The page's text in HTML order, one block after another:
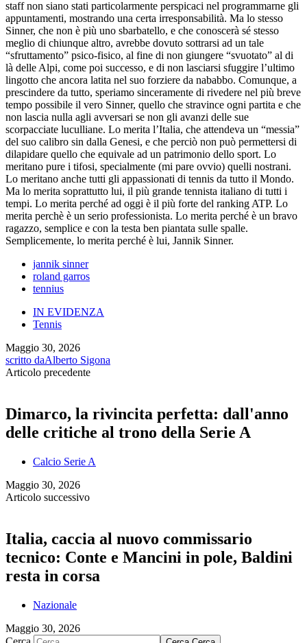
staff non siano stati particolarmente perspicaci nel programmarne gli
appuntamenti, mostrando una certa irresponsabilità. Ma lo stesso
Sinner, che non è più uno sbarbatello, e che conoscerà sé stesso
meglio di chiunque altro, avrebbe dovuto sottrarsi ad un tale
“sfruttamento” psico-fisico, al fine di non giungere “svuotato” al di
là delle Alpi, come poi successo, e di non lasciarsi sfuggire l’ultimo
lingotto che ancora latita nel suo forziere da nababbo. Comunque, a
prescindere da tutto, speriamo sinceramente di rivedere nel più breve
tempo possibile il vero Sinner, quello che stravince ogni partita e che
non lascia nulla agli avversari se non gli avanzi delle sue
scorpacciate luculliane. Lo merita l’Italia, che attendeva un “messia”
del suo calibro sin dalla Genesi, e che perciò non può permettersi di
dilapidare quello che equivale ad un patrimonio dello sport. Lo
meritano pure i tifosi, specialmente (mi pare ovvio) quelli nostrani.
Lo meritano anche tutti gli appassionati di tennis da tutto il Mondo.
Ma lo merita soprattutto lui, il più grande tennista italiano di tutti i
tempi. Lo merita perché ad oggi è il più forte del ranking ATP. Lo
merita perchè è un serio professionista. Lo merita perché è un bravo
ragazzo, semplice e con la testa ben piantata sulle spalle.
Semplicemente, lo merita perché è lui, Jannik Sinner.
jannik sinner
roland garros
tennius
IN EVIDENZA
Tennis
Maggio 30, 2026
scritto daAlberto Sigona
Articolo precedente
Dimarco, la rivincita perfetta: dall'anno
delle critiche al trono della Serie A
Calcio Serie A
Maggio 30, 2026
Articolo successivo
Italia, caccia al nuovo commissario
tecnico: Conte e Mancini in pole, Baldini
resta in corsa
Nazionale
Maggio 30, 2026